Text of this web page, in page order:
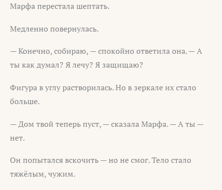
Марфа перестала шептать.
Медленно повернулась.
— Конечно, собираю, — спокойно ответила она. — А
ты как думал? Я лечу? Я защищаю?
Фигура в углу растворилась. Но в зеркале их стало
больше.
— Дом твой теперь пуст, — сказала Марфа. — А ты —
нет.
Он попытался вскочить — но не смог. Тело стало
тяжёлым, чужим.